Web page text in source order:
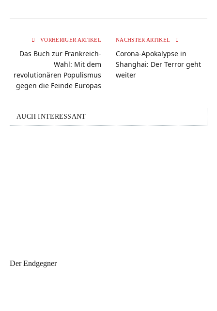
VORHERIGER ARTIKEL
Das Buch zur Frankreich-
Wahl: Mit dem
revolutionären Populismus
gegen die Feinde Europas
NÄCHSTER ARTIKEL
Corona-Apokalypse in
Shanghai: Der Terror geht
weiter
AUCH INTERESSANT
Der Endgegner